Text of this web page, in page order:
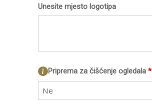
Unesite mjesto logotipa
*
Priprema za čišćenje ogledala
Ne